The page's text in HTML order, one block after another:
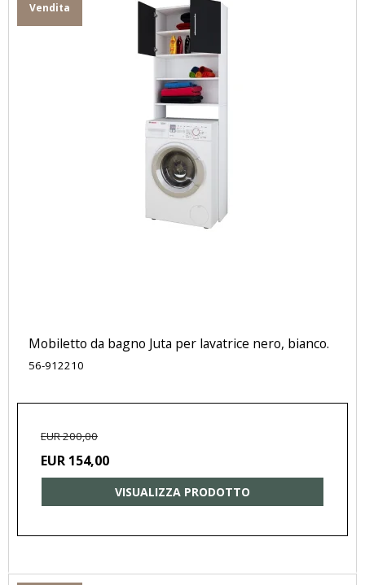
Vendita
Mobiletto da bagno Juta per lavatrice nero, bianco.
56-912210
EUR 200,00
EUR 154,00
VISUALIZZA PRODOTTO